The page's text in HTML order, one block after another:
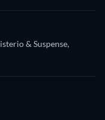
& Suspense,